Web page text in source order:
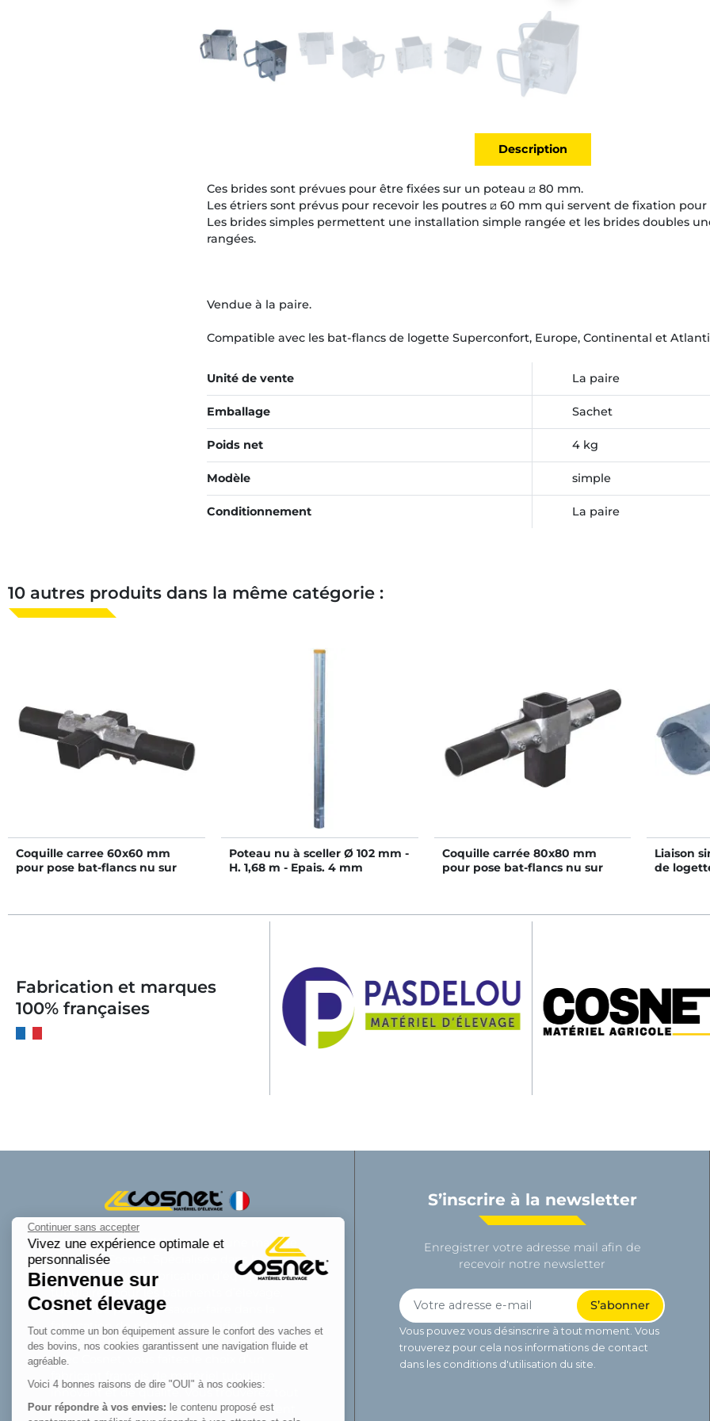
Continuer sans accepter
Vivez une expérience optimale et
personnalisée
Bienvenue sur
Cosnet élevage
Tout comme un bon équipement assure le confort des vaches et
des bovins, nos cookies garantissent une navigation fluide et
agréable.
Voici 4 bonnes raisons de dire "OUI" à nos cookies:
Pour répondre à vos envies: le contenu proposé est
Description
Ces brides sont prévues pour être fixées sur un poteau ⧄ 80 mm.
Les étriers sont prévus pour recevoir les poutres ⧄ 60 mm qui servent de fixation
Les brides simples permettent une installation simple rangée et les brides doubles
rangées.
Vendue à la paire.
Compatible avec les bat-flancs de logette Superconfort, Europe, Continental et
Unité de vente La paire
Emballage Sachet
Poids net 4 kg
Modèle simple
Conditionnement La paire
10 autres produits dans la même catégorie :
Coquille carree 60x60 mm
pour pose bat-flancs nu sur
Poteau nu à sceller Ø 102 mm -
H. 1,68 m - Epais. 4 mm
Coquille carrée 80x80 mm
pour pose bat-flancs nu sur
Liaison
de
Fabrication et marques
100% françaises
Cosnet matériel d’élevage est une marque
de la SAS Cosnet. Spécialisée dans la
conception et la fabrication d’équipements
tubulaires pour les bâtiments d’élevage.
Reconnue pour son savoir-faire dans la
fabrication de râteliers de prairie de
barrières, de cornadis et de logettes.
Avec Cosnet, vous faîtes le choix d’un
innovant et de qualité. Vous trouverez tout
le nécessaire pour équiper votre bâtiment
S’inscrire à la newsletter
Enregistrer votre adresse mail afin de
recevoir notre newsletter
Vous pouvez vous désinscrire à tout moment. Vous
trouverez pour cela nos informations de contact
dans les conditions d'utilisation du site.